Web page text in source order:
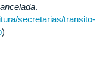
.
secretarias/transito-
)